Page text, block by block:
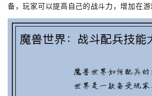
备，玩家可以提高自己的战斗力，增加在游